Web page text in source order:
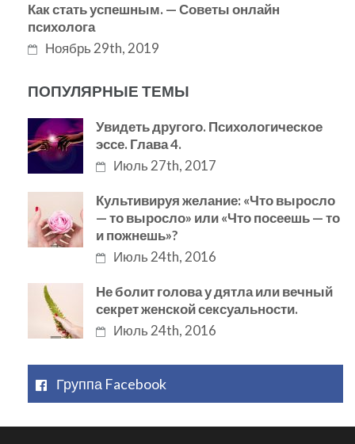
Как стать успешным. — Советы онлайн
психолога
Ноябрь 29th, 2019
ПОПУЛЯРНЫЕ ТЕМЫ
Увидеть другого. Психологическое
эссе. Глава 4.
Июль 27th, 2017
Культивируя желание: «Что выросло
— то выросло» или «Что посеешь — то
и пожнешь»?
Июль 24th, 2016
Не болит голова у дятла или вечный
секрет женской сексуальности.
Июль 24th, 2016
Группа Facebook